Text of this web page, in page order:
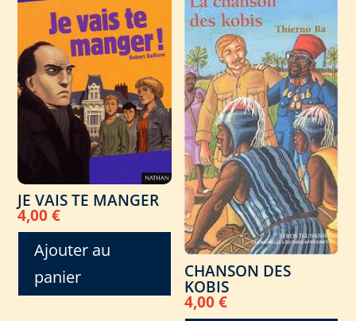
JE VAIS TE MANGER
4,00€
Ajouter au
panier
CHANSON DES
KOBIS
4,00€